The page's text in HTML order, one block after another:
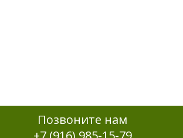
Позвоните нам